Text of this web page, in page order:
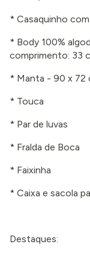
* Casaquinho
* Body 100%
comprimento: 33
* Manta - 90 x 72
* Touca
* Par de luvas
* Fralda de Boca
* Faixinha
* Caixa e sacola
Destaques: